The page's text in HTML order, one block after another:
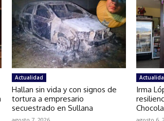
Actualidad
Hallan sin vida y con signos de
tortura a empresario
secuestrado en Sullana
Irma